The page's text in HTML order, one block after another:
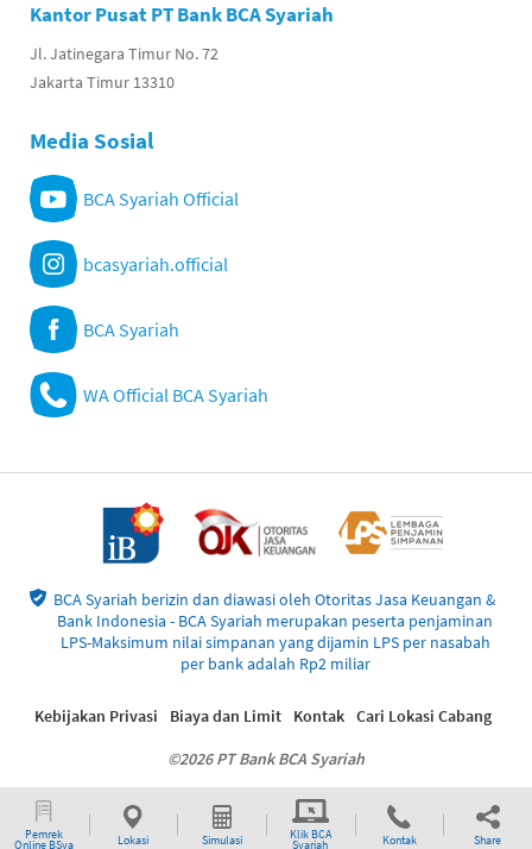
Pemrek
Online BSya Lokasi Simulasi Klik BCA
Syariah Kontak Share
Kantor Pusat PT Bank BCA Syariah
Jl. Jatinegara Timur No. 72
Jakarta Timur 13310
Media Sosial
BCA Syariah Official
bcasyariah.official
BCA Syariah
WA Official BCA Syariah
BCA Syariah berizin dan diawasi oleh Otoritas Jasa Keuangan &
Bank Indonesia - BCA Syariah merupakan peserta penjaminan
LPS-Maksimum nilai simpanan yang dijamin LPS per nasabah
per bank adalah Rp2 miliar
©2026 PT Bank BCA Syariah
Kebijakan Privasi Biaya dan Limit Kontak Cari Lokasi Cabang